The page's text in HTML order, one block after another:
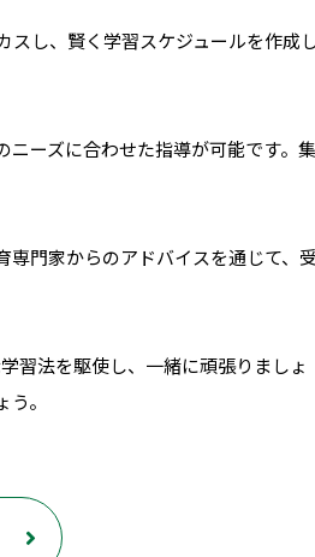
し、賢く学習スケジュールを作成
ーズに合わせた指導が可能です。
門家からのアドバイスを通じて、
習法を駆使し、一緒に頑張りましょ
。